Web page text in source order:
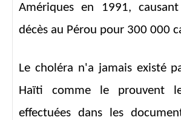
Amériques en 1991,
décès au Pérou pour 300 000
Le choléra n'a jamais existé
Haïti comme le prouvent
effectuées dans les